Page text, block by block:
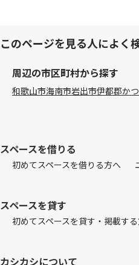
このページを見る人によく
周辺の市区町村から探す
和歌山市海南市岩出市伊都郡か
スペースを借りる
初めてスペースを借りる方へ
スペースを貸す
初めてスペースを貸す・掲載す
カシカシについて